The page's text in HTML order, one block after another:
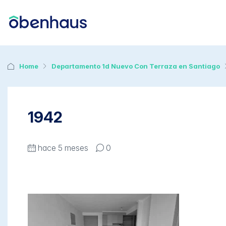
Home Departamento 1d Nuevo Con Terraza en Santiago
1942
hace 5 meses 0